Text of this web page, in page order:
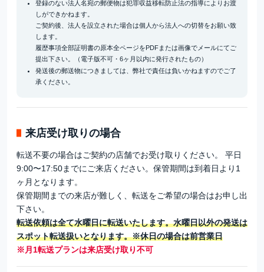
登録のない法人名宛の郵便物は犯罪収益移転防止法の指導によりお渡
しができかねます。
ご契約後、法人を設立された場合は個人から法人への切替をお願い致
します。
履歴事項全部証明書の原本全ページをPDFまたは画像でメールにてご
提出下さい。（電子版不可・6ヶ月以内に発行されたもの）
発送後の郵送物につきましては、弊社で責任は負いかねますのでご了
承ください。
来店受け取りの場合
転送不要の場合はご契約の店舗でお受け取りください。 平日
9:00〜17:50までにご来店ください。保管期間は到着日より1
ヶ月となります。
保管期間までの来店が難しく、転送をご希望の場合はお申し出
下さい。
転送依頼は全て水曜日に転送いたします。水曜日以外の発送は
スポット転送扱いとなります。※休日の場合は前営業日
※月1転送プランは来店受け取り不可